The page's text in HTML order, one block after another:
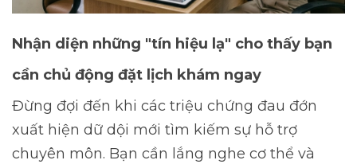
Nhận diện những "tín hiệu lạ" cho thấy bạn
cần chủ động đặt lịch khám ngay
Đừng đợi đến khi các triệu chứng đau đớn
xuất hiện dữ dội mới tìm kiếm sự hỗ trợ
chuyên môn. Bạn cần lắng nghe cơ thể và